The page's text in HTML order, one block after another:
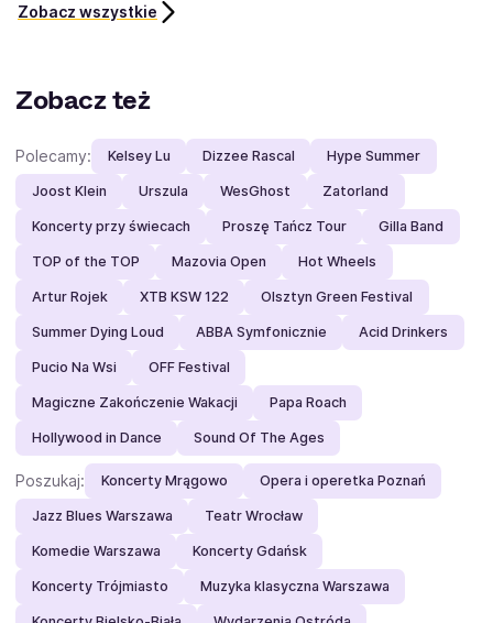
Zobacz wszystkie
Zobacz też
Polecamy: Kelsey Lu Dizzee Rascal Hype Summer
Joost Klein Urszula WesGhost Zatorland
Koncerty przy świecach Proszę Tańcz Tour Gilla Band
TOP of the TOP Mazovia Open Hot Wheels
Artur Rojek XTB KSW 122 Olsztyn Green Festival
Summer Dying Loud ABBA Symfonicznie Acid Drinkers
Pucio Na Wsi OFF Festival
Magiczne Zakończenie Wakacji Papa Roach
Hollywood in Dance Sound Of The Ages
Poszukaj: Koncerty Mrągowo Opera i operetka Poznań
Jazz Blues Warszawa Teatr Wrocław
Komedie Warszawa Koncerty Gdańsk
Koncerty Trójmiasto Muzyka klasyczna Warszawa